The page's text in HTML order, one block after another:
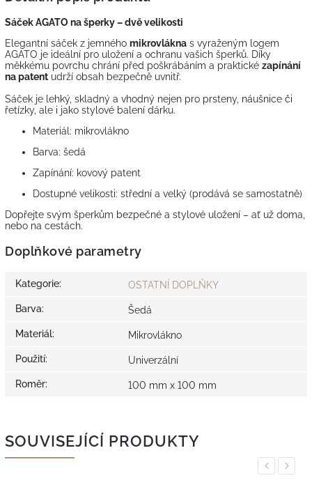
Sáček AGATO na šperky – dvě velikosti
Elegantní sáček z jemného mikrovlákna s vyraženým logem
AGATO je ideální pro uložení a ochranu vašich šperků. Díky
měkkému povrchu chrání před poškrábáním a praktické zapínání
na patent udrží obsah bezpečně uvnitř.
Sáček je lehký, skladný a vhodný nejen pro prsteny, náušnice či
řetízky, ale i jako stylové balení dárku.
Materiál: mikrovlákno
Barva: šedá
Zapínání: kovový patent
Dostupné velikosti: střední a velký (prodává se samostatně)
Dopřejte svým šperkům bezpečné a stylové uložení – ať už doma,
nebo na cestách.
Doplňkové parametry
Kategorie: OSTATNÍ DOPLŇKY
Barva: Šedá
Materiál: Mikrovlákno
Použití: Univerzální
Roměr: 100 mm x 100 mm
SOUVISEJÍCÍ PRODUKTY
Previous
Next